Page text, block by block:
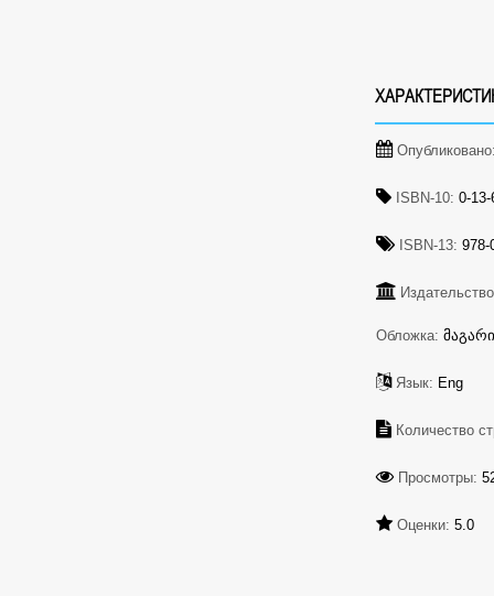
ISBN-10: 0-13-
ISBN-13: 978-
Обложка: მაგარი
Язык: Eng
Количество
Просмотры:
Оценки: 5.0